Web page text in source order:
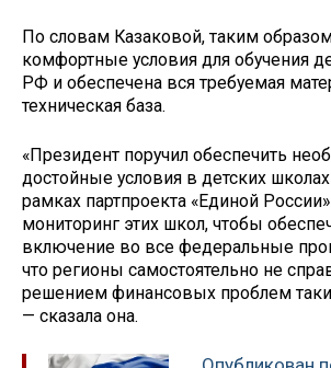
По словам Казаковой, таким
комфортные условия для обучения
РФ и обеспечена вся требуемая
техническая база.
«Президент поручил обеспечить
достойные условия в детских
рамках партпроекта «Единой
мониторинг этих школ, чтобы
включение во все федеральные
что регионы самостоятельно не
решением финансовых проблем
— сказала она.